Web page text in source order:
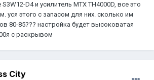
D4 и усилитель MTX TH4000D, все это
уся этого с запасом для них. сколько им
80-85??? настройка будет высоковатая
с раскрывом
City